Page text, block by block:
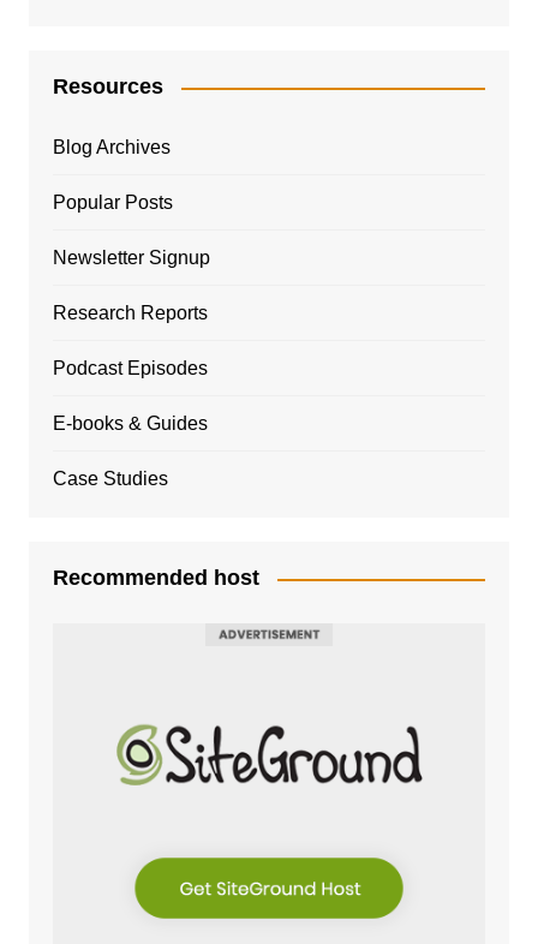
Resources
Blog Archives
Popular Posts
Newsletter Signup
Research Reports
Podcast Episodes
E-books & Guides
Case Studies
Recommended host